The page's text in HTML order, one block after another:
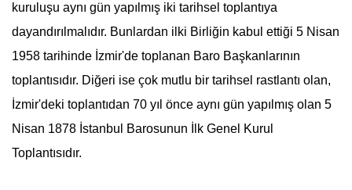
kuruluşu aynı gün yapılmış iki tarihsel toplantıya
dayandırılmalıdır. Bunlardan ilki Birliğin kabul ettiği 5 Nisan
1958 tarihinde İzmir'de toplanan Baro Başkanlarının
toplantısıdır. Diğeri ise çok mutlu bir tarihsel rastlantı olan,
İzmir'deki toplantıdan 70 yıl önce aynı gün yapılmış olan 5
Nisan 1878 İstanbul Barosunun İlk Genel Kurul
Toplantısıdır.